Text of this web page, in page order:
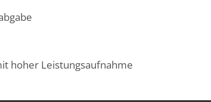
hoher Leistungsaufnahme